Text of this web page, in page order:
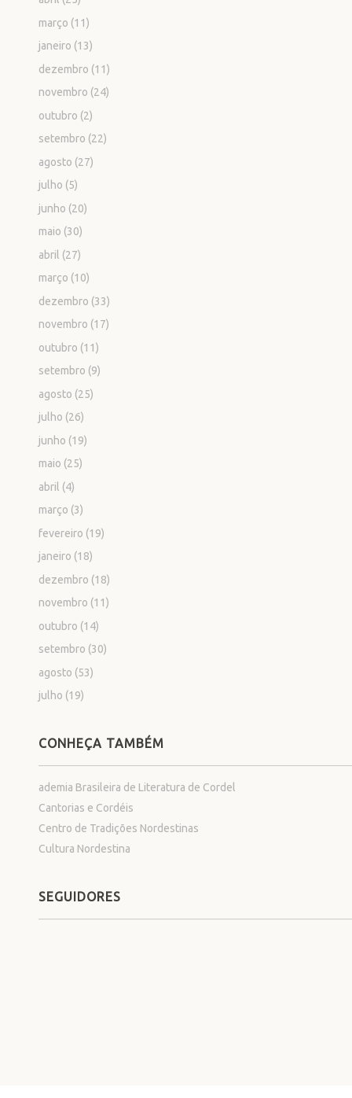
março (11)
janeiro (13)
dezembro (11)
novembro (24)
outubro (2)
setembro (22)
agosto (27)
julho (5)
junho (20)
maio (30)
abril (27)
março (10)
dezembro (33)
novembro (17)
outubro (11)
setembro (9)
agosto (25)
julho (26)
junho (19)
maio (25)
abril (4)
março (3)
fevereiro (19)
janeiro (18)
dezembro (18)
novembro (11)
outubro (14)
setembro (30)
agosto (53)
julho (19)
CONHEÇA TAMBÉM
ademia Brasileira de Literatura de Cordel
Cantorias e Cordéis
Centro de Tradições Nordestinas
Cultura Nordestina
SEGUIDORES